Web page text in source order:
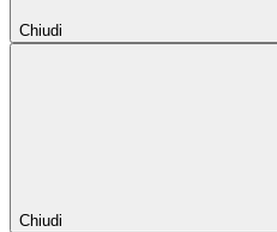
Chiudi
Chiudi